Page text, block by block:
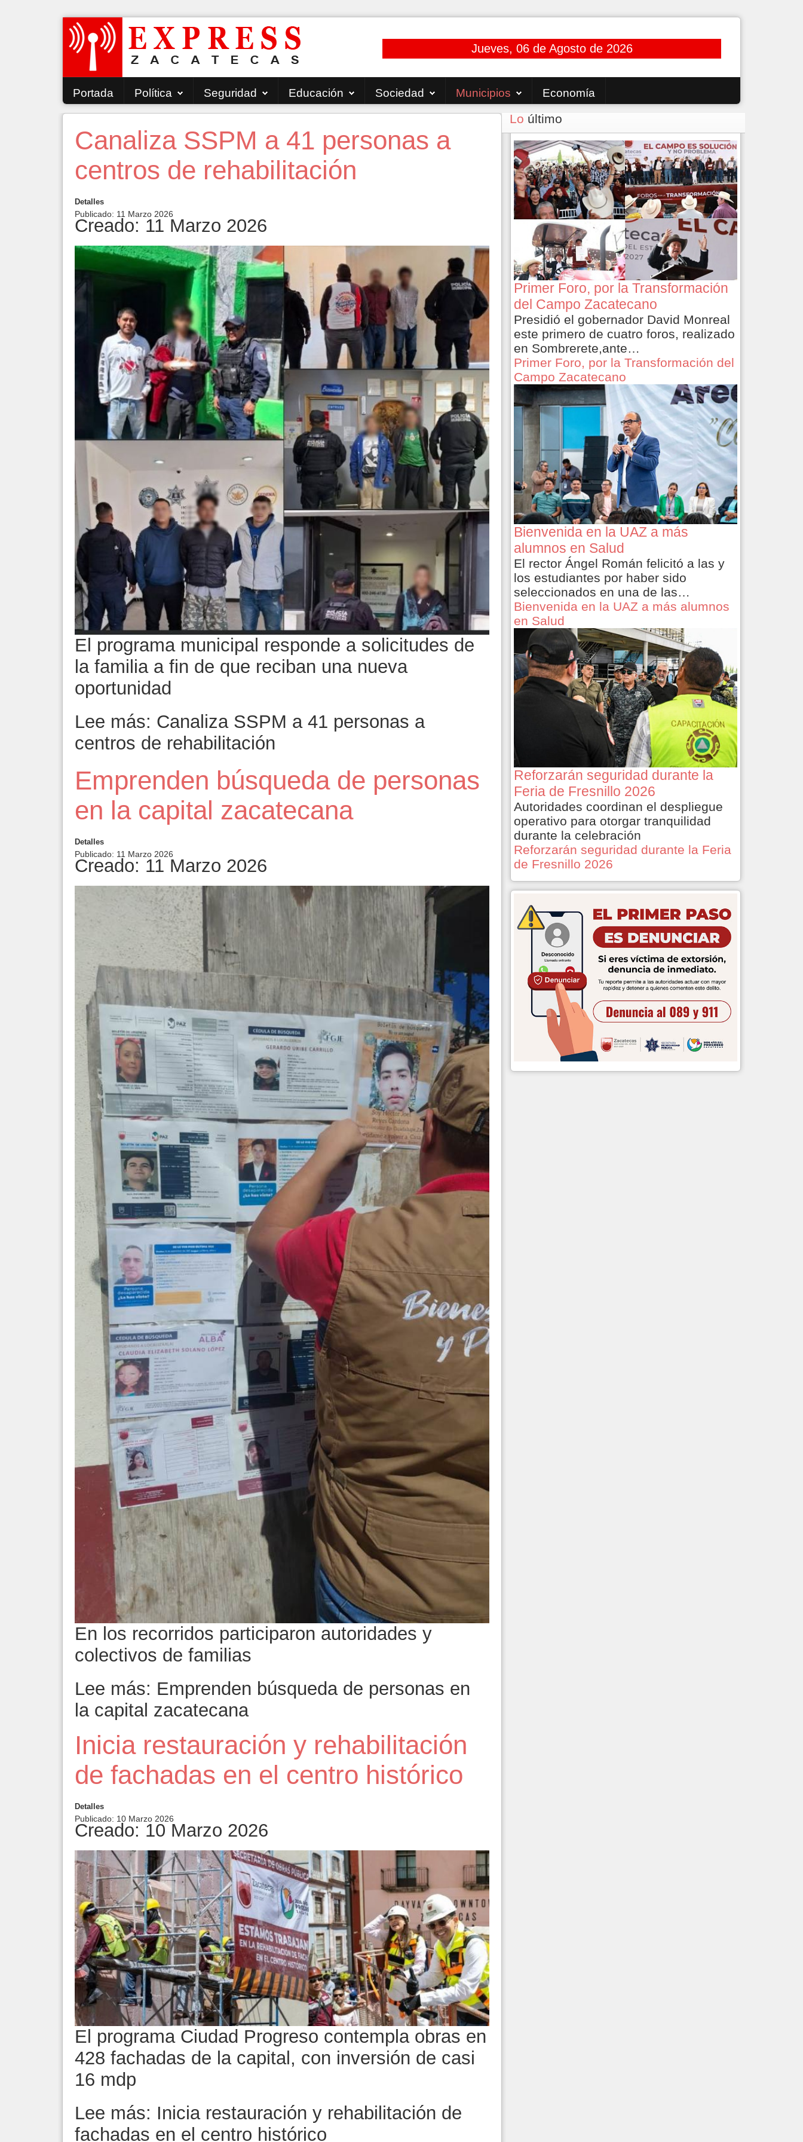
Jueves, 06 de Agosto de 2026
Portada Política Seguridad Educación Sociedad Municipios Economía
Canaliza SSPM a 41 personas a
centros de rehabilitación
Detalles
Publicado: 11 Marzo 2026
Creado: 11 Marzo 2026
El programa municipal responde a solicitudes de
la familia a fin de que reciban una nueva
oportunidad
Lee más: Canaliza SSPM a 41 personas a
centros de rehabilitación
Emprenden búsqueda de personas
en la capital zacatecana
Detalles
Publicado: 11 Marzo 2026
Creado: 11 Marzo 2026
En los recorridos participaron autoridades y
colectivos de familias
Lee más: Emprenden búsqueda de personas en
la capital zacatecana
Inicia restauración y rehabilitación
de fachadas en el centro histórico
Detalles
Publicado: 10 Marzo 2026
Creado: 10 Marzo 2026
El programa Ciudad Progreso contempla obras en
428 fachadas de la capital, con inversión de casi
16 mdp
Lee más: Inicia restauración y rehabilitación de
fachadas en el centro histórico
Lo último
Primer Foro, por la Transformación
del Campo Zacatecano
Presidió el gobernador David Monreal
este primero de cuatro foros, realizado
en Sombrerete,ante…
Primer Foro, por la Transformación del
Campo Zacatecano
Bienvenida en la UAZ a más
alumnos en Salud
El rector Ángel Román felicitó a las y
los estudiantes por haber sido
seleccionados en una de las…
Bienvenida en la UAZ a más alumnos
en Salud
Reforzarán seguridad durante la
Feria de Fresnillo 2026
Autoridades coordinan el despliegue
operativo para otorgar tranquilidad
durante la celebración
Reforzarán seguridad durante la Feria
de Fresnillo 2026